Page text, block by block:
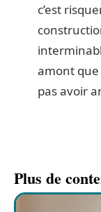
c’est
amont
pas avoir
Plus de